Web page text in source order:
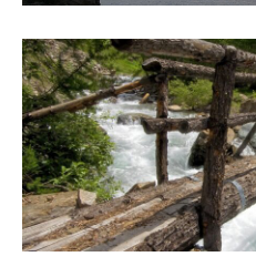
Poèmes
Homélies
Homélies de
Homélies de
Mon témoignage